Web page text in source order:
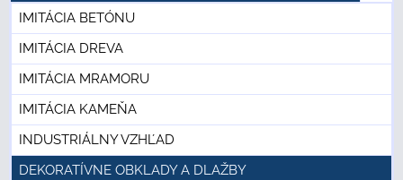
IMITÁCIA BETÓNU
IMITÁCIA DREVA
IMITÁCIA MRAMORU
IMITÁCIA KAMEŇA
INDUSTRIÁLNY VZHĽAD
DEKORATÍVNE OBKLADY A DLAŽBY